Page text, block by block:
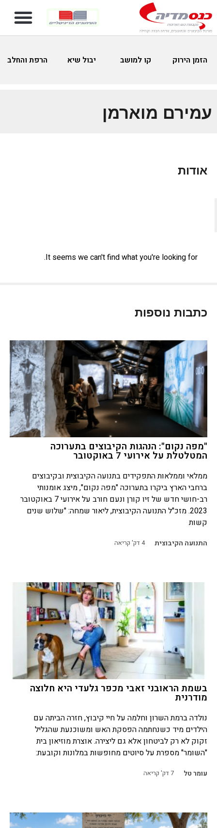
הזמן הירוק קו למושב יבול שיא הרפת והחלב
עמירם מוארמן
אודות
It seems we can't find what you're looking for.
כתבות נוספות
"מפה נקום": הנהגות הקיבוצים בתערוכה
המטלטלת על אירועי 7 באוקטובר
ממלאי וממלאות התפקידים בתנועה הקיבוצית ובקיבוצים
ברחבי הארץ ביקרו בתערוכה "מפה נקום", מיצג אומנותי
רב-חושי חדש של זיו קורן ונעם חורב על אירועי 7 באוקטובר
2023. מזכ"ל התנועה הקיבוצית, ליאור שמחה: "שלוש שנים
קשות
התנועה הקיבוצית 4דק' קריאה
בשמת הראובני זאבי מכפר גלעדי היא חלוצה
מודרנית
נולדה ברמת השרון וחלמה על חיי קיבוץ, חזרה הביתה עם
הילדים מיד כשנחתמה הפסקת האש ומשוכנעת שהגליל
זקוק לא רק לביטחון אלא גם ליצירה. אוצרת מוזיאון בית
"השומר" מספרת על סיוטים מחופשות במלונות וקובעת:
עומר טל 7דק' קריאה